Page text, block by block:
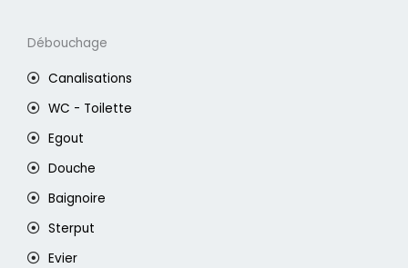
Débouchage
Canalisations
WC - Toilette
Egout
Douche
Baignoire
Sterput
Evier